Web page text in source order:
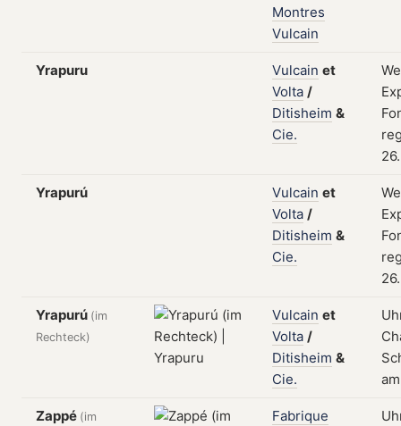
Montres
Vulcain
Yrapuru Vulcain et
Volta /
Ditisheim &
Cie.
Yrapurú Vulcain et
Volta /
Ditisheim &
Cie.
Yrapurú (im
Rechteck)
Vulcain et
Volta /
Ditisheim &
Cie.
Zappé (im
Fabrique